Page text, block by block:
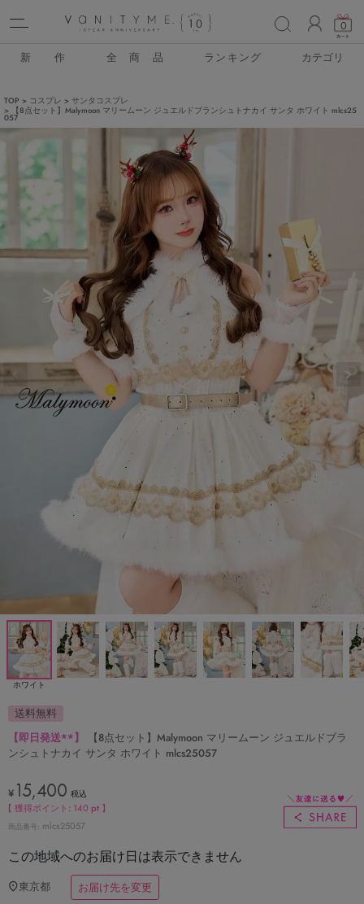
0
新 作 全 商 品 ランキング カテゴリ
TOP コスプレ
サンタコスプレ
【8点セット】Malymoon マリームーン ジュエルドブランシュトナカイ サンタ ホワイト mlcs25
057
ホワイト
送料無料
【即日発送**】
【8点セット】Malymoon マリームーン ジュエルドブラ
ンシュトナカイ サンタ ホワイト mlcs25057
¥ 15,400 税込
【 獲得ポイント: 140 pt 】
商品番号 mlcs25057
この地域へのお届け日は表示できません
東京都 お届け先を変更